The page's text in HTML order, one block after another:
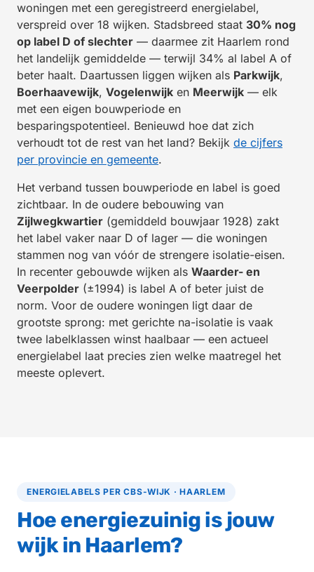
woningen met een geregistreerd energielabel,
verspreid over 18 wijken. Stadsbreed staat 30% nog
op label D of slechter — daarmee zit Haarlem rond
het landelijk gemiddelde — terwijl 34% al label A of
beter haalt. Daartussen liggen wijken als Parkwijk,
Boerhaavewijk, Vogelenwijk en Meerwijk — elk
met een eigen bouwperiode en
besparingspotentieel. Benieuwd hoe dat zich
verhoudt tot de rest van het land? Bekijk de cijfers
per provincie en gemeente.
Het verband tussen bouwperiode en label is goed
zichtbaar. In de oudere bebouwing van
Zijlwegkwartier (gemiddeld bouwjaar 1928) zakt
het label vaker naar D of lager — die woningen
stammen nog van vóór de strengere isolatie-eisen.
In recenter gebouwde wijken als Waarder- en
Veerpolder (±1994) is label A of beter juist de
norm. Voor de oudere woningen ligt daar de
grootste sprong: met gerichte na-isolatie is vaak
twee labelklassen winst haalbaar — een actueel
energielabel laat precies zien welke maatregel het
meeste oplevert.
ENERGIELABELS PER CBS-WIJK · HAARLEM
Hoe energiezuinig is jouw
wijk in Haarlem?